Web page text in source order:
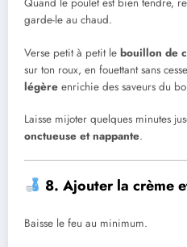
Quand le poulet est bien tendre,
garde-le au chaud.
Verse petit à petit le bouillon de
sur ton roux, en fouettant sans
légère enrichie des saveurs du
Laisse mijoter quelques minutes
onctueuse et nappante.
8. Ajouter la crème
Baisse le feu au minimum.